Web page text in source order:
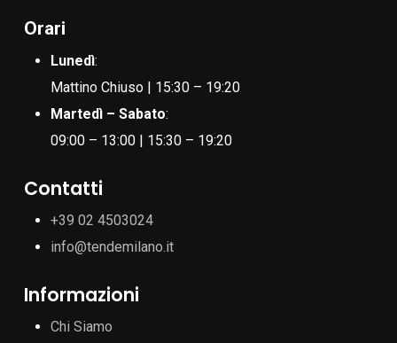
Orari
Lunedì:
Mattino Chiuso | 15:30 – 19:20
Martedì – Sabato:
09:00 – 13:00 | 15:30 – 19:20
Contatti
+39 02 4503024
info@tendemilano.it
Informazioni
Chi Siamo